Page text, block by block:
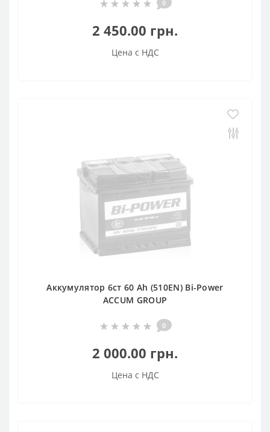
0
2 450.00 грн.
Цена с НДС
Аккумулятор 6ст 60 Аh (510EN) Bi-Power
ACCUM GROUP
0
2 000.00 грн.
Цена с НДС